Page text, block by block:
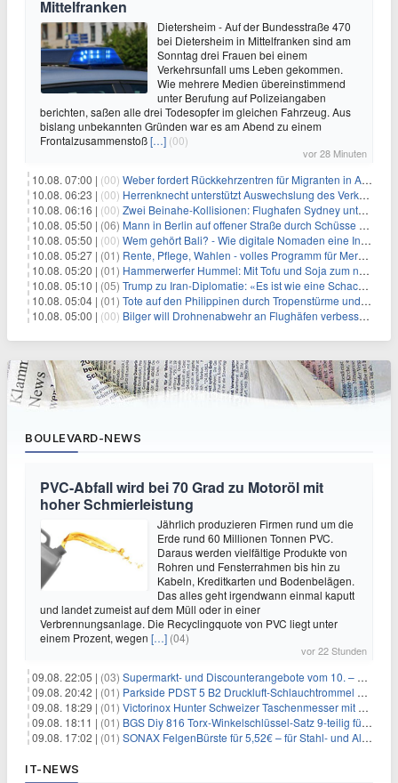
Mittelfranken
Dietersheim - Auf der Bundesstraße 470
bei Dietersheim in Mittelfranken sind am
Sonntag drei Frauen bei einem
Verkehrsunfall ums Leben gekommen.
Wie mehrere Medien übereinstimmend
unter Berufung auf Polizeiangaben
berichten, saßen alle drei Todesopfer im gleichen Fahrzeug. Aus
bislang unbekannten Gründen war es am Abend zu einem
Frontalzusammenstoß[…] (00)
vor 28 Minuten
10.08. 07:00 | (00) Weber fordert Rückkehrzentren für Migranten in Afrika
10.08. 06:23 | (00) Herrenknecht unterstützt Auswechslung des Verkehrsministers
10.08. 06:16 | (00) Zwei Beinahe-Kollisionen: Flughafen Sydney unter Druck
10.08. 05:50 | (06) Mann in Berlin auf offener Straße durch Schüsse getötet
10.08. 05:50 | (00) Wem gehört Bali? - Wie digitale Nomaden eine Insel verändern
10.08. 05:27 | (01) Rente, Pflege, Wahlen - volles Programm für Merz im Herbst
10.08. 05:20 | (01) Hammerwerfer Hummel: Mit Tofu und Soja zum nächsten Coup?
10.08. 05:10 | (05) Trump zu Iran-Diplomatie: «Es ist wie eine Schachpartie»
10.08. 05:04 | (01) Tote auf den Philippinen durch Tropenstürme und Monsun
10.08. 05:00 | (00) Bilger will Drohnenabwehr an Flughäfen verbessern
BOULEVARD-NEWS
PVC-Abfall wird bei 70 Grad zu Motoröl mit
hoher Schmierleistung
Jährlich produzieren Firmen rund um die
Erde rund 60 Millionen Tonnen PVC.
Daraus werden vielfältige Produkte von
Rohren und Fensterrahmen bis hin zu
Kabeln, Kreditkarten und Bodenbelägen.
Das alles geht irgendwann einmal kaputt
und landet zumeist auf dem Müll oder in einer
Verbrennungsanlage. Die Recyclingquote von PVC liegt unter
einem Prozent, wegen […] (04)
vor 22 Stunden
09.08. 22:05 | (03) Supermarkt- und Discounterangebote vom 10. – 15.08.2026
09.08. 20:42 | (01) Parkside PDST 5 B2 Druckluft-Schlauchtrommel mit 10 m Schlauch für 25,94€
09.08. 18:29 | (01) Victorinox Hunter Schweizer Taschenmesser mit 12 Funktionen für 43,99€
09.08. 18:11 | (01) BGS Diy 816 Torx-Winkelschlüssel-Satz 9-teilig für 6,45€
09.08. 17:02 | (01) SONAX FelgenBürste für 5,52€ – für Stahl- und Alufelgen
IT-NEWS